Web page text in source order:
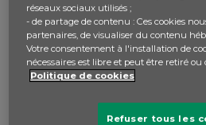
réseaux sociaux utilisés ;
- de partage de contenu : Ces cookies
partenaires, de visualiser du contenu
Votre consentement à l'installation de
nécessaires est libre et peut être retiré
Politique de cookies
Refuser tous les